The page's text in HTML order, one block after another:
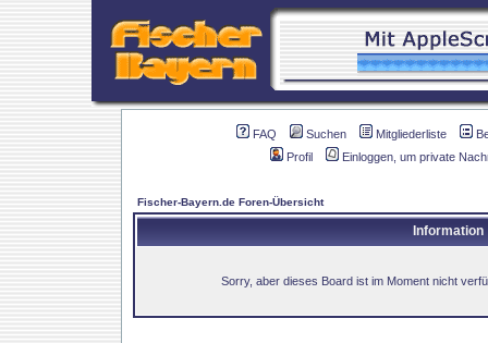
FAQ Suchen Mitgliederliste
Profil
Einloggen, um private
Fischer-Bayern.de Foren-Übersicht
Information
Sorry, aber dieses Board ist im Moment nicht